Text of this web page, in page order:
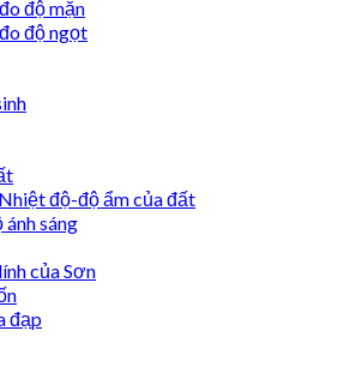
độ mặn
độ ngọt
độ-độ ẩm của đất
sáng
của Sơn
đạp